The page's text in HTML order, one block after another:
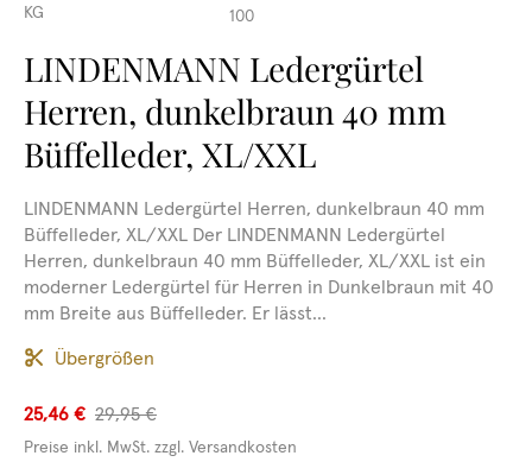
KG
100
LINDENMANN Ledergürtel
Herren, dunkelbraun 40 mm
Büffelleder, XL/XXL
LINDENMANN Ledergürtel Herren, dunkelbraun 40 mm
Büffelleder, XL/XXL Der LINDENMANN Ledergürtel
Herren, dunkelbraun 40 mm Büffelleder, XL/XXL ist ein
moderner Ledergürtel für Herren in Dunkelbraun mit 40
mm Breite aus Büffelleder. Er lässt...
Übergrößen
25,46 € 29,95 €
Preise inkl. MwSt. zzgl. Versandkosten